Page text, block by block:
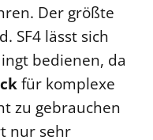
Der größte
SF4 lässt sich
bedienen, da
für komplexe
zu gebrauchen
nur sehr